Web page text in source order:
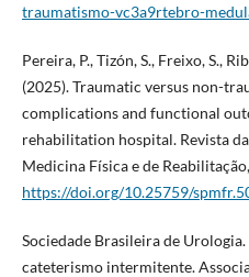
traumatismo-vc3a9rtebro-
Pereira, P., Tizón, S., Freixo, S.,
(2025). Traumatic versus non-
complications and functional
rehabilitation hospital. Revista
Medicina Física e de
https://doi.org/10.25759/
Sociedade Brasileira de
cateterismo intermitente.